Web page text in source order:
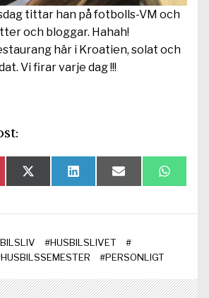
tittar han på fotbolls-VM och
och bloggar. Hahah!
här i Kroatien, solat och
Vi firar varje dag !!!
Dela
på
X
(
t
e
)
Dela
på
L
i
I
n
Dela
på
E
-
Dela
på
W
h
#HUSBILSLIVET
#
HUSBILSSEMESTER #PERSONLIGT